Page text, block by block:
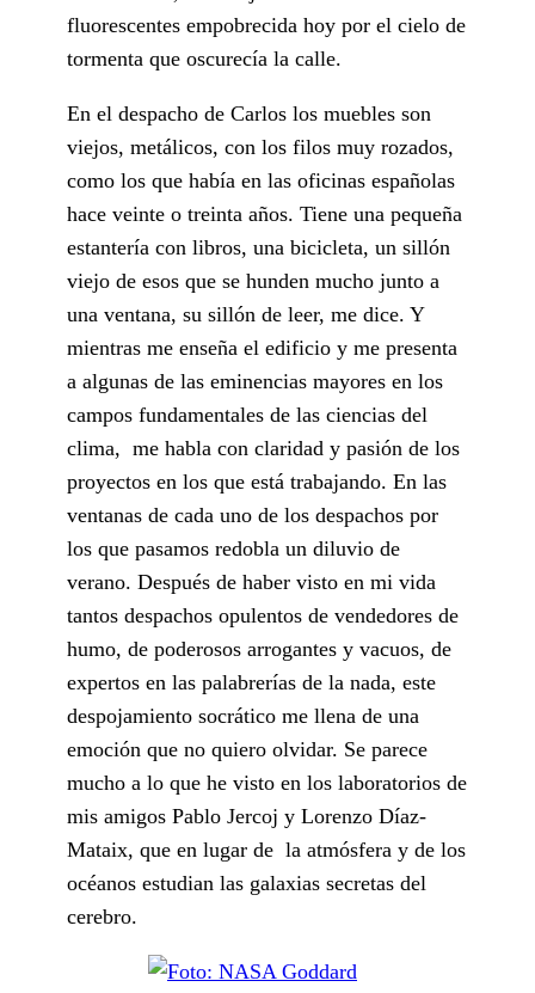
fluorescentes empobrecida hoy por el cielo de
tormenta que oscurecía la calle.
En el despacho de Carlos los muebles son
viejos, metálicos, con los filos muy rozados,
como los que había en las oficinas españolas
hace veinte o treinta años. Tiene una pequeña
estantería con libros, una bicicleta, un sillón
viejo de esos que se hunden mucho junto a
una ventana, su sillón de leer, me dice. Y
mientras me enseña el edificio y me presenta
a algunas de las eminencias mayores en los
campos fundamentales de las ciencias del
clima, me habla con claridad y pasión de los
proyectos en los que está trabajando. En las
ventanas de cada uno de los despachos por
los que pasamos redobla un diluvio de
verano. Después de haber visto en mi vida
tantos despachos opulentos de vendedores de
humo, de poderosos arrogantes y vacuos, de
expertos en las palabrerías de la nada, este
despojamiento socrático me llena de una
emoción que no quiero olvidar. Se parece
mucho a lo que he visto en los laboratorios de
mis amigos Pablo Jercoj y Lorenzo Díaz-
Mataix, que en lugar de la atmósfera y de los
océanos estudian las galaxias secretas del
cerebro.